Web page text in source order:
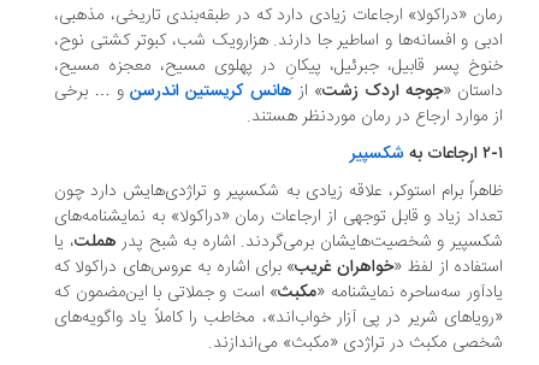
«دراکولا» ارجاعات زیادی دارد که در طبقه‌بندی تاریخی، مذهبی،
و افسانه‌ها و اساطیر جا دارند. هزارویک‌ شب، کبوتر کشتی نوح،
پسر قابیل، جبرئیل، پیکانِ در پهلوی مسیح، معجزه مسیح،
«جوجه اردک زشت» ازهانس کریستین اندرسنو … برخی
موارد ارجاع در رمان موردنظر هستند.
شکسپیر
برام استوکر، علاقه زیادی به شکسپیر و تراژدی‌هایش دارد چون
زیاد و قابل توجهی از ارجاعات رمان «دراکولا» به نمایشنامه‌های
و شخصیت‌هایشان برمی‌گردند. اشاره به شبح پدرهملت ، یا
از لفظ «خواهران غریب» برای اشاره به عروس‌های دراکولا که
سه‌ساحره نمایشنامه «مکبث » است و جملاتی با این‌مضمون که
شریر در پی آزار خواب‌اند»، مخاطب را کاملاً یاد واگویه‌های
مکبث در تراژدی «مکبث» می‌اندازند.